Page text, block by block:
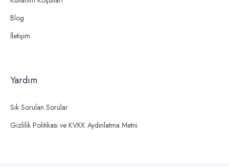
Blog
İletişim
Yardım
Sık Sorulan Sorular
Gizlilik Politikası ve KVKK Aydınlatma Metni